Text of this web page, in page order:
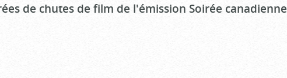
de chutes de film de l'émission Soirée canadienne